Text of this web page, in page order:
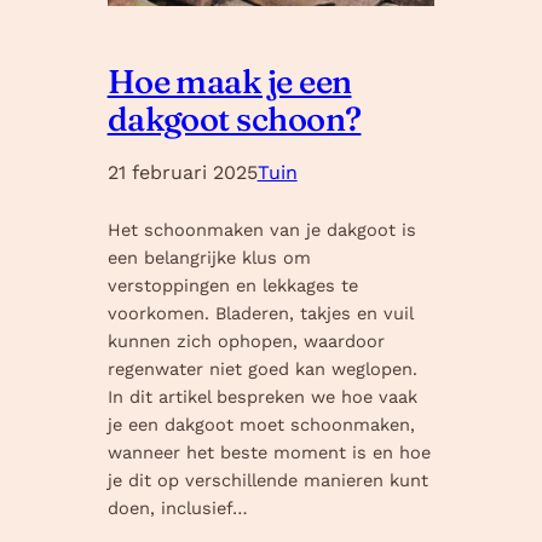
Hoe maak je een
dakgoot schoon?
21 februari 2025Tuin
Het schoonmaken van je dakgoot is
een belangrijke klus om
verstoppingen en lekkages te
voorkomen. Bladeren, takjes en vuil
kunnen zich ophopen, waardoor
regenwater niet goed kan weglopen.
In dit artikel bespreken we hoe vaak
je een dakgoot moet schoonmaken,
wanneer het beste moment is en hoe
je dit op verschillende manieren kunt
doen, inclusief…